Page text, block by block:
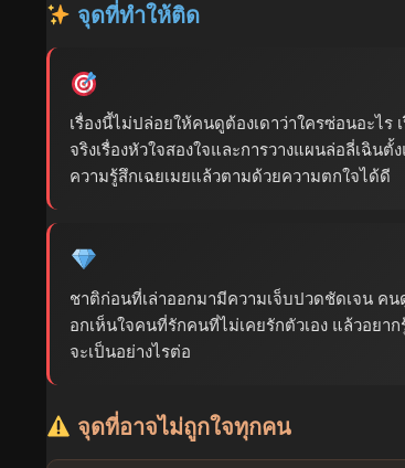
จุดที่ทำให้ติด
เรื่องนี้ไม่ปล่อยให้คนดูต้องเดาว่าใครซ่อนอะไร
จริงเรื่องหัวใจสองใจและการวางแผนล่อลี่เฉินตั้
ความรู้สึกเฉยเมยแล้วตามด้วยความตกใจได้ดี
ชาติก่อนที่เล่าออกมามีความเจ็บปวดชัดเจน คน
อกเห็นใจคนที่รักคนที่ไม่เคยรักตัวเอง แล้วอยา
จะเป็นอย่างไรต่อ
จุดที่อาจไม่ถูกใจทุกคน